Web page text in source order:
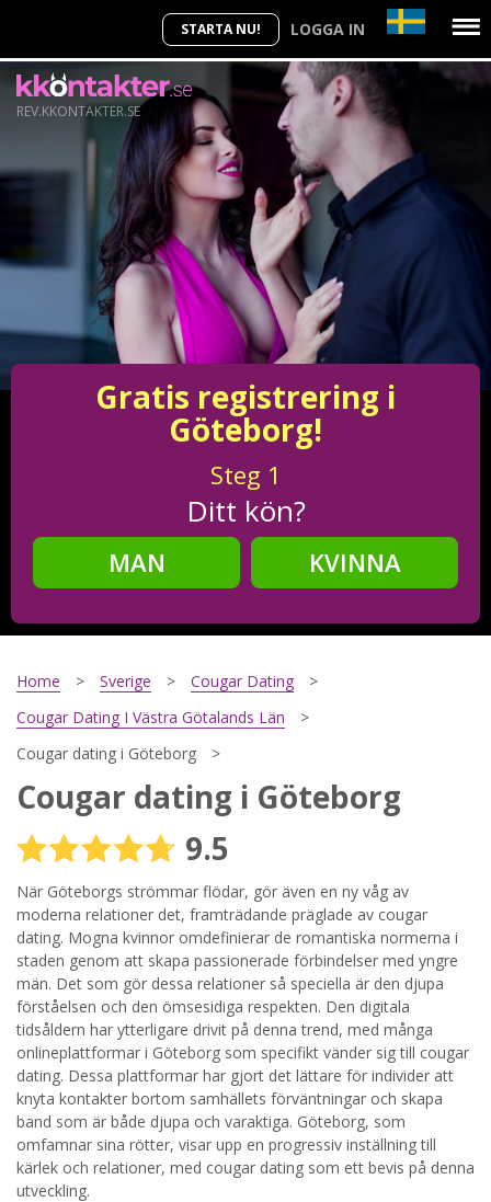
STARTA NU! LOGGA IN
REV.KKONTAKTER.SE
Gratis registrering i
Göteborg!
Steg 1
Ditt kön?
MAN
KVINNA
Steg2
Steg
Din mailadress?
Genom att registrera godkänner jagVillkoren och
Sekretesspolicyn . Jag godkänner att ta emot information och
reklam via e-post från hemsidans operatörer. Jag kan dra
tillbaka godkännande när jag vill.
STARTA NU!
Home Sverige
Cougar Dating
Cougar Dating I Västra Götalands Län
Cougar dating i Göteborg
Cougar dating i Göteborg
9.5
När Göteborgs strömmar flödar, gör även en ny våg av
moderna relationer det, framträdande präglade av cougar
dating. Mogna kvinnor omdefinierar de romantiska normerna i
staden genom att skapa passionerade förbindelser med yngre
män. Det som gör dessa relationer så speciella är den djupa
förståelsen och den ömsesidiga respekten. Den digitala
tidsåldern har ytterligare drivit på denna trend, med många
onlineplattformar i Göteborg som specifikt vänder sig till cougar
dating. Dessa plattformar har gjort det lättare för individer att
knyta kontakter bortom samhällets förväntningar och skapa
band som är både djupa och varaktiga. Göteborg, som
omfamnar sina rötter, visar upp en progressiv inställning till
kärlek och relationer, med cougar dating som ett bevis på denna
utveckling.